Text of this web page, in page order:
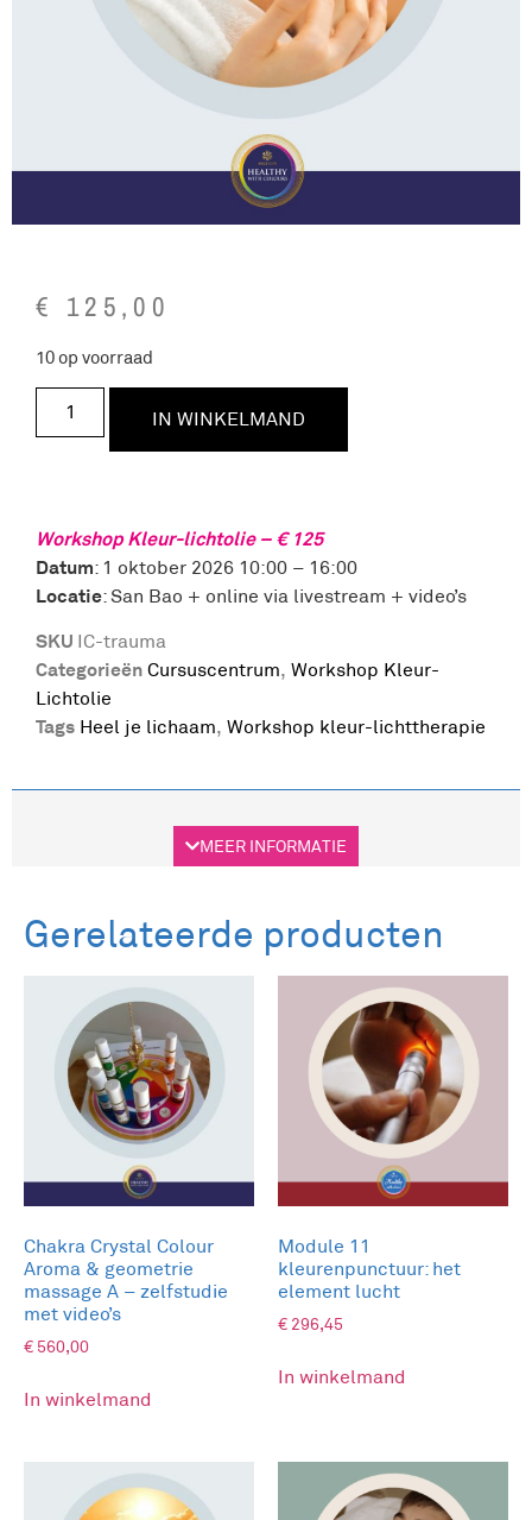
€ 125,00
10 op voorraad
IN WINKELMAND
Workshop Kleur-lichtolie – € 125
Datum: 1 oktober 2026 10:00 – 16:00
Locatie: San Bao + online via livestream + video’s
SKU IC-trauma
Categorieën Cursuscentrum, Workshop Kleur-
Lichtolie
Tags Heel je lichaam, Workshop kleur-lichttherapie
Beschrijving
Heel je lichaam van
trauma’s met
kleurmassage
Stap binnen in de helende wereld van
Kleurmassage en ontdek de verborgen kracht die
schuilt in het harmoniseren van lichaam, ziel en
geest.
Ontdek de diepgaande impact van
Kleurmassage, waarbij we ons bewust worden
van hoe ons lichaam negatieve stressvolle
ervaringen vasthoudt. Verken de subtiele
en leer hoe deze de harmonie in ons lichaam
Verdiep je in de helende mechanismen van
MEER INFORMATIE
Gerelateerde producten
Chakra Crystal Colour
Aroma & geometrie
massage A – zelfstudie
met video’s
€ 560,00
In winkelmand
Module 11
kleurenpunctuur: het
element lucht
€ 296,45
In winkelmand